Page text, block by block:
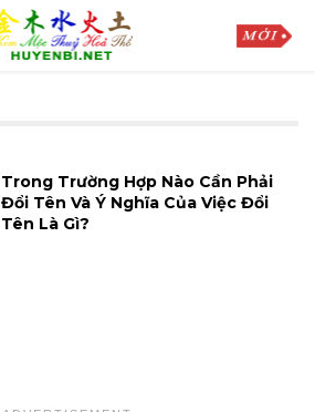
Trong Trường Hợp Nào Cần Phải
Đổi Tên Và Ý Nghĩa Của Việc Đổi
Tên Là Gì?